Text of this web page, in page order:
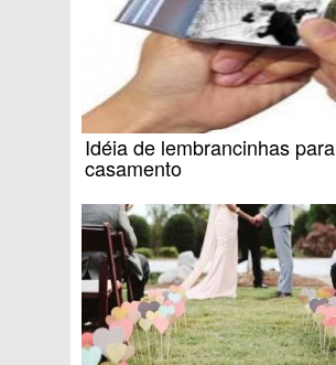
Idéia de lembrancinhas para
casamento